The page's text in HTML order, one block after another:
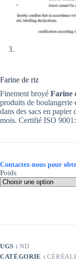
Farine de riz
Finement broyé Farine
produits de boulangerie
dans des sacs en
mois. Certifié ISO
Contactez-nous pour
Poids
UGS : ND
CATÉGORIE :